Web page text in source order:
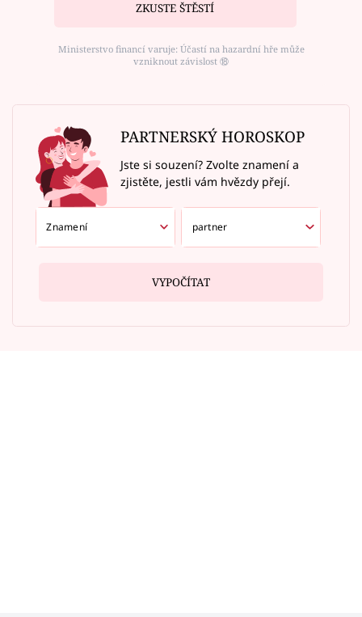
ZKUSTE ŠTĚSTÍ
Ministerstvo financí varuje: Účastí na hazardní hře může
vzniknout závislost ⑱
PARTNERSKÝ HOROSKOP
Jste si souzení? Zvolte znamení a
zjistěte, jestli vám hvězdy přejí.
VYPOČÍTAT